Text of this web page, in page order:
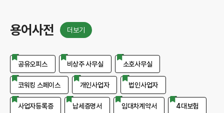
용어사전 더보기
공유오피스 비상주 사무실 소호사무실
코워킹 스페이스 개인사업자 법인사업자
사업자등록증 납세증명서 임대차계약서 4대보험